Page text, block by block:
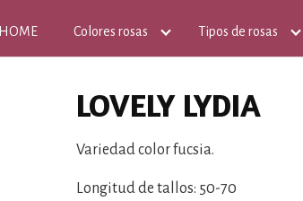
HOME Colores rosas Tipos de rosas
LOVELY LYDIA
Variedad color fucsia.
Longitud de tallos: 50-70